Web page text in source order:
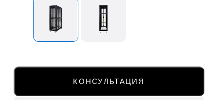
КОНСУЛЬТАЦИЯ